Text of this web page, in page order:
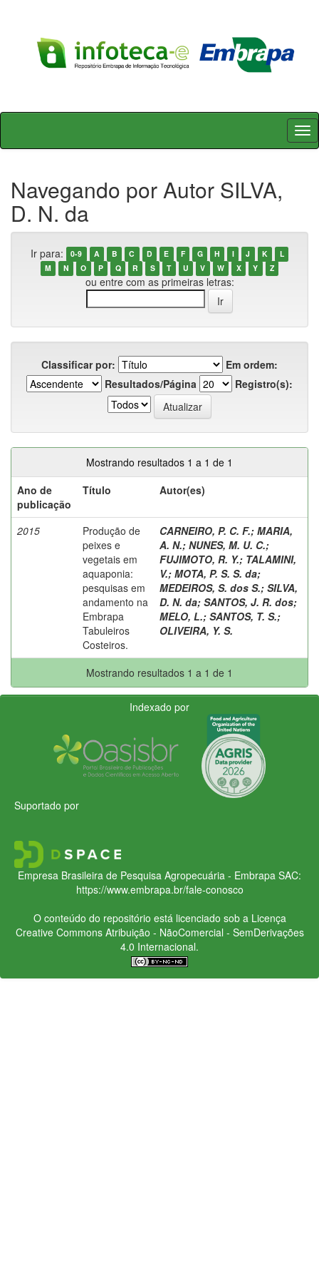
Skip
Navegando por Autor SILVA,
D. N. da
Ir para: 0-9 A B C D E F G H I J K
L
M
N O P Q R S T U V W X Y Z
ou entre com as primeiras letras:
Classificar por:
Em ordem:
Resultados/Página
Registro(s):
Mostrando resultados 1 a 1 de 1
Ano de
publicação
Título Autor(es)
2015
Produção de
peixes e
vegetais em
aquaponia:
pesquisas em
andamento na
Embrapa
Tabuleiros
Costeiros.
CARNEIRO, P. C. F.; MARIA,
A. N.; NUNES, M. U. C.;
FUJIMOTO, R. Y.; TALAMINI,
V.; MOTA, P. S. S. da;
MEDEIROS, S. dos S.; SILVA,
D. N. da; SANTOS, J. R. dos;
MELO, L.; SANTOS, T. S.;
OLIVEIRA, Y. S.
Mostrando resultados 1 a 1 de 1
Indexado por
Suportado por
Empresa Brasileira de Pesquisa Agropecuária - Embrapa SAC:
https://www.embrapa.br/fale-conosco
O conteúdo do repositório está licenciado sob a Licença
Creative CommonsAtribuição - NãoComercial - SemDerivações
4.0 Internacional.